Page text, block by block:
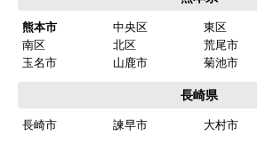
熊本市 中央区 東区
南区
北区 荒尾市
玉名市
山鹿市 菊池市
長崎県
長崎市 諫早市 大村市